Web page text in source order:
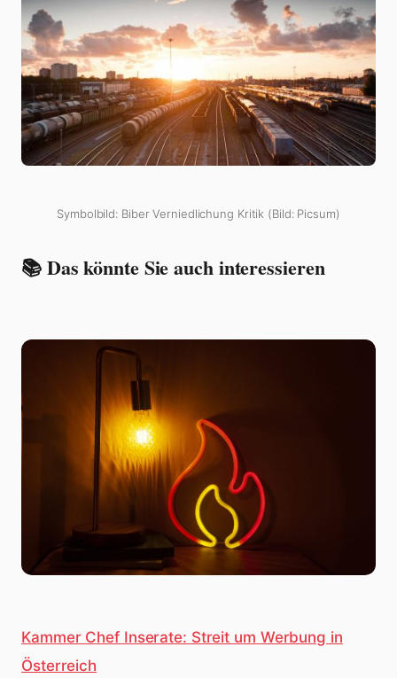
Symbolbild: Biber Verniedlichung Kritik (Bild: Picsum)
📚 Das könnte Sie auch interessieren
Kammer Chef Inserate: Streit um Werbung in
Österreich